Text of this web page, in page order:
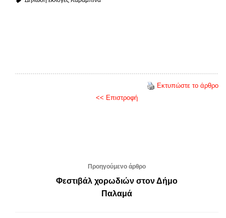
Εκτυπώστε το άρθρο
<< Επιστροφή
Προηγούμενο άρθρο
Φεστιβάλ χορωδιών στον Δήμο
Παλαμά